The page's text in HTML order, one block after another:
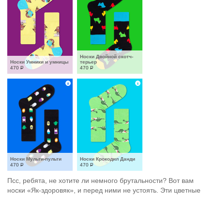
Носки Умники и умницы
470 Р
Носки Двойной скотч-
терьер
470 Р
Носки Мульти-пульти
470 Р
Носки Крокодил Данди
470 Р
Псс, ребята, не хотите ли немного брутальности? Вот вам
носки «Як-здоровяк», и перед ними не устоять. Эти цветные